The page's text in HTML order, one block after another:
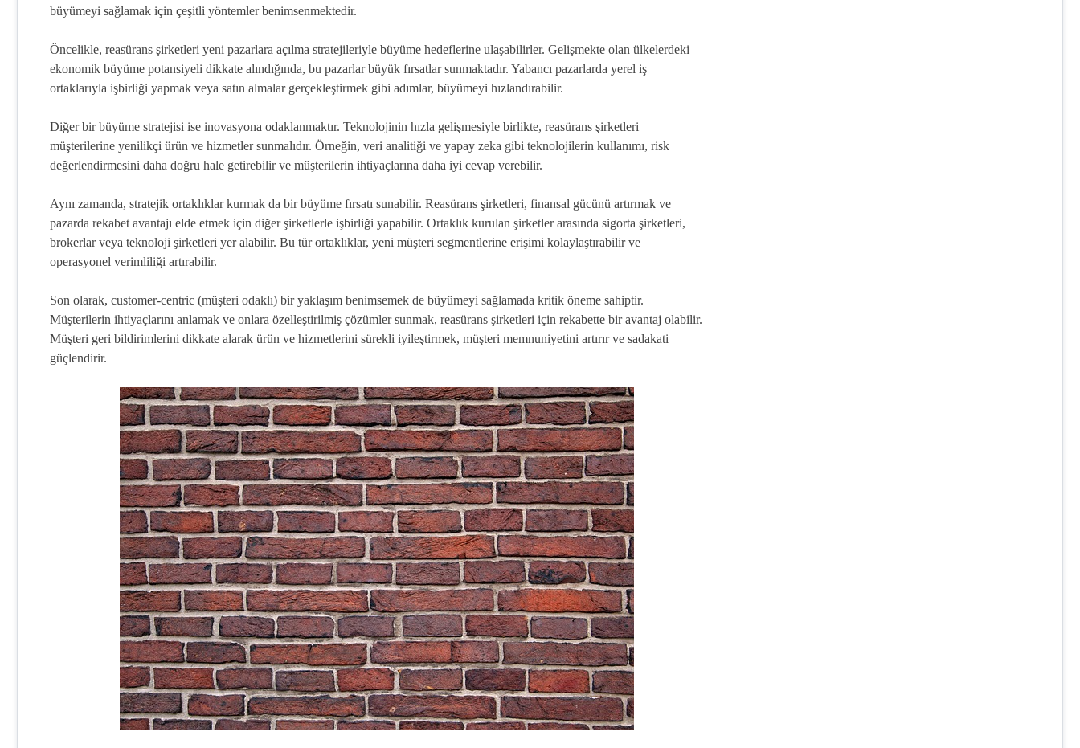
büyümeyi sağlamak için çeşitli yöntemler benimsenmektedir.
Öncelikle, reasürans şirketleri yeni pazarlara açılma stratejileriyle büyüme hedeflerine ulaşabilirler. Gelişmekte olan ülkelerdeki
ekonomik büyüme potansiyeli dikkate alındığında, bu pazarlar büyük fırsatlar sunmaktadır. Yabancı pazarlarda yerel iş
ortaklarıyla işbirliği yapmak veya satın almalar gerçekleştirmek gibi adımlar, büyümeyi hızlandırabilir.
Diğer bir büyüme stratejisi ise inovasyona odaklanmaktır. Teknolojinin hızla gelişmesiyle birlikte, reasürans şirketleri
müşterilerine yenilikçi ürün ve hizmetler sunmalıdır. Örneğin, veri analitiği ve yapay zeka gibi teknolojilerin kullanımı, risk
değerlendirmesini daha doğru hale getirebilir ve müşterilerin ihtiyaçlarına daha iyi cevap verebilir.
Aynı zamanda, stratejik ortaklıklar kurmak da bir büyüme fırsatı sunabilir. Reasürans şirketleri, finansal gücünü artırmak ve
pazarda rekabet avantajı elde etmek için diğer şirketlerle işbirliği yapabilir. Ortaklık kurulan şirketler arasında sigorta şirketleri,
brokerlar veya teknoloji şirketleri yer alabilir. Bu tür ortaklıklar, yeni müşteri segmentlerine erişimi kolaylaştırabilir ve
operasyonel verimliliği artırabilir.
Son olarak, customer-centric (müşteri odaklı) bir yaklaşım benimsemek de büyümeyi sağlamada kritik öneme sahiptir.
Müşterilerin ihtiyaçlarını anlamak ve onlara özelleştirilmiş çözümler sunmak, reasürans şirketleri için rekabette bir avantaj olabilir.
Müşteri geri bildirimlerini dikkate alarak ürün ve hizmetlerini sürekli iyileştirmek, müşteri memnuniyetini artırır ve sadakati
güçlendirir.